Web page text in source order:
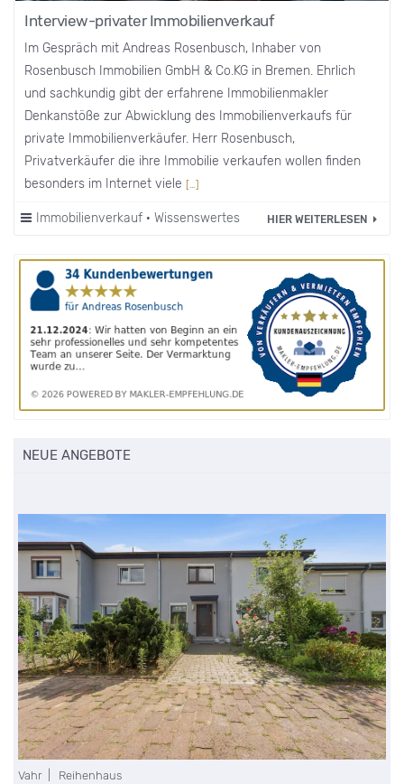
Interview-privater Immobilienverkauf
Im Gespräch mit Andreas Rosenbusch, Inhaber von
Rosenbusch Immobilien GmbH & Co.KG in Bremen. Ehrlich
und sachkundig gibt der erfahrene Immobilienmakler
Denkanstöße zur Abwicklung des Immobilienverkaufs für
private Immobilienverkäufer. Herr Rosenbusch,
Privatverkäufer die ihre Immobilie verkaufen wollen finden
besonders im Internet viele […]
Immobilienverkauf · Wissenswertes HIER WEITERLESEN
NEUE ANGEBOTE
Vahr | Reihenhaus